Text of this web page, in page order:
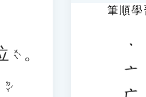
ㄨㄟˋ 。
ㄉㄚˊ
筆順學